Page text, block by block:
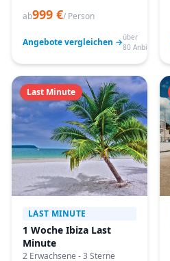
ab999 €/ Person
Angebote vergleichen →über
80 Anbieter
Last Minute
LAST MINUTE
1 Woche Ibiza Last
Minute
2 Erwachsene - 3 Sterne